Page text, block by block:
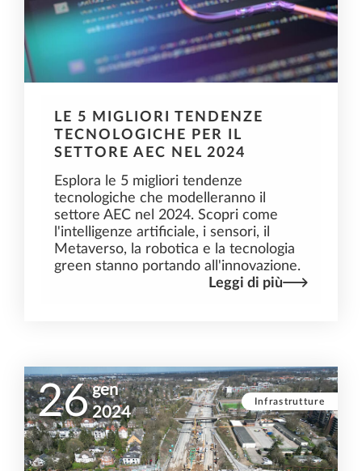
LE 5 MIGLIORI TENDENZE
TECNOLOGICHE PER IL
SETTORE AEC NEL 2024
Esplora le 5 migliori tendenze
tecnologiche che modelleranno il
settore AEC nel 2024. Scopri come
l'intelligenze artificiale, i sensori, il
Metaverso, la robotica e la tecnologia
green stanno portando all'innovazione.
Leggi di più
26 gen
2024
Infrastrutture